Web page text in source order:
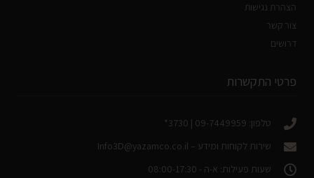
הצהרת נגישות
צור קשר
דרושים
פרטי התקשרות
טלפון: 09-7449959 | 3730*
שירות לקוחות ומידע – Info3D@yazamco.co.il
שעות פעילות: א-ה - 08:00-17:30